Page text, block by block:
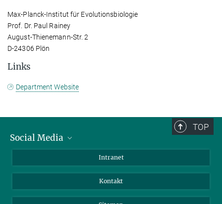
Max-Planck-Institut für Evolutionsbiologie
Prof. Dr. Paul Rainey
August-Thienemann-Str. 2
D-24306 Plön
Links
Department Website
TOP
Social Media
Intranet
Kontakt